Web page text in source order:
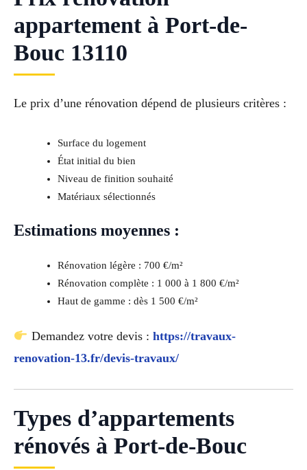
appartement à Port-de-
Bouc 13110
Le prix d’une rénovation dépend de plusieurs critères :
Surface du logement
État initial du bien
Niveau de finition souhaité
Matériaux sélectionnés
Estimations moyennes :
Rénovation légère : 700 €/m²
Rénovation complète : 1 000 à 1 800 €/m²
Haut de gamme : dès 1 500 €/m²
Demandez votre devis : https://travaux-
renovation-13.fr/devis-travaux/
Types d’appartements
rénovés à Port-de-Bouc